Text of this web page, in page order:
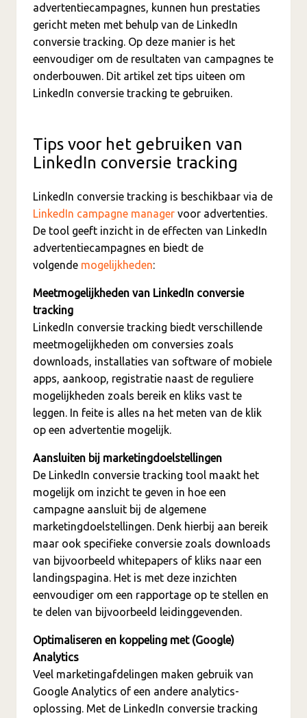
advertentiecampagnes, kunnen hun prestaties
gericht meten met behulp van de LinkedIn
conversie tracking. Op deze manier is het
eenvoudiger om de resultaten van campagnes te
onderbouwen. Dit artikel zet tips uiteen om
LinkedIn conversie tracking te gebruiken.
Tips voor het gebruiken van
LinkedIn conversie tracking
LinkedIn conversie tracking is beschikbaar via de
LinkedIn campagne manager voor advertenties.
De tool geeft inzicht in de effecten van LinkedIn
advertentiecampagnes en biedt de
volgende mogelijkheden:
Meetmogelijkheden van LinkedIn conversie
tracking
LinkedIn conversie tracking biedt verschillende
meetmogelijkheden om conversies zoals
downloads, installaties van software of mobiele
apps, aankoop, registratie naast de reguliere
mogelijkheden zoals bereik en kliks vast te
leggen. In feite is alles na het meten van de klik
op een advertentie mogelijk.
Aansluiten bij marketingdoelstellingen
De LinkedIn conversie tracking tool maakt het
mogelijk om inzicht te geven in hoe een
campagne aansluit bij de algemene
marketingdoelstellingen. Denk hierbij aan bereik
maar ook specifieke conversie zoals downloads
van bijvoorbeeld whitepapers of kliks naar een
landingspagina. Het is met deze inzichten
eenvoudiger om een rapportage op te stellen en
te delen van bijvoorbeeld leidinggevenden.
Optimaliseren en koppeling met (Google)
Analytics
Veel marketingafdelingen maken gebruik van
Google Analytics of een andere analytics-
oplossing. Met de LinkedIn conversie tracking